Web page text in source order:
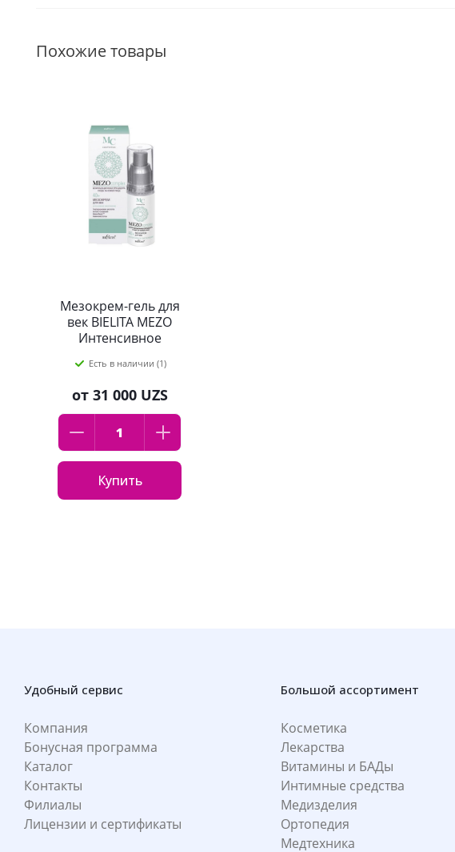
Похожие товары
Мезокрем-гель для
век BIELITA MEZO
Интенсивное
век, Белита, 30 мл
Есть в наличии (1)
от 31 000 UZS
Купить
Удобный сервис
Компания
Бонусная программа
Каталог
Контакты
Филиалы
Лицензии и сертификаты
Большой ассортимент
Косметика
Лекарства
Витамины и БАДы
Интимные средства
Медизделия
Ортопедия
Медтехника